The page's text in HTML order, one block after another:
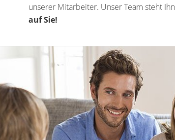
unserer Mitarbeiter. Unser Team steht
auf Sie!